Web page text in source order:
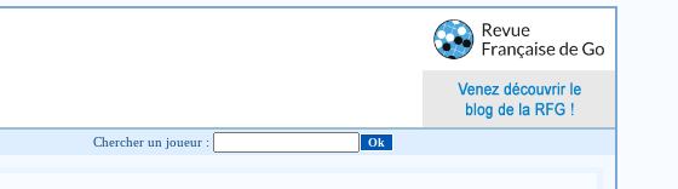
Chercher un joueur :